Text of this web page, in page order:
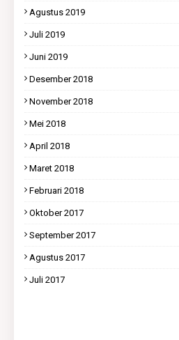
Agustus 2019
Juli 2019
Juni 2019
Desember 2018
November 2018
Mei 2018
April 2018
Maret 2018
Februari 2018
Oktober 2017
September 2017
Agustus 2017
Juli 2017